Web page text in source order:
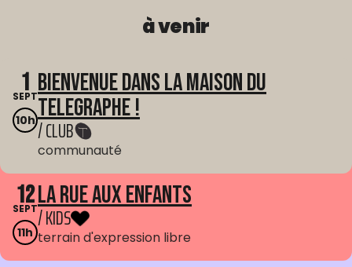
à venir
1
SEPT
10h
Bienvenue dans La Maison du
Telegraphe !
/ CLUB
communauté
12
SEPT
11h
La Rue aux enfants
/ KIDS
terrain d'expression libre